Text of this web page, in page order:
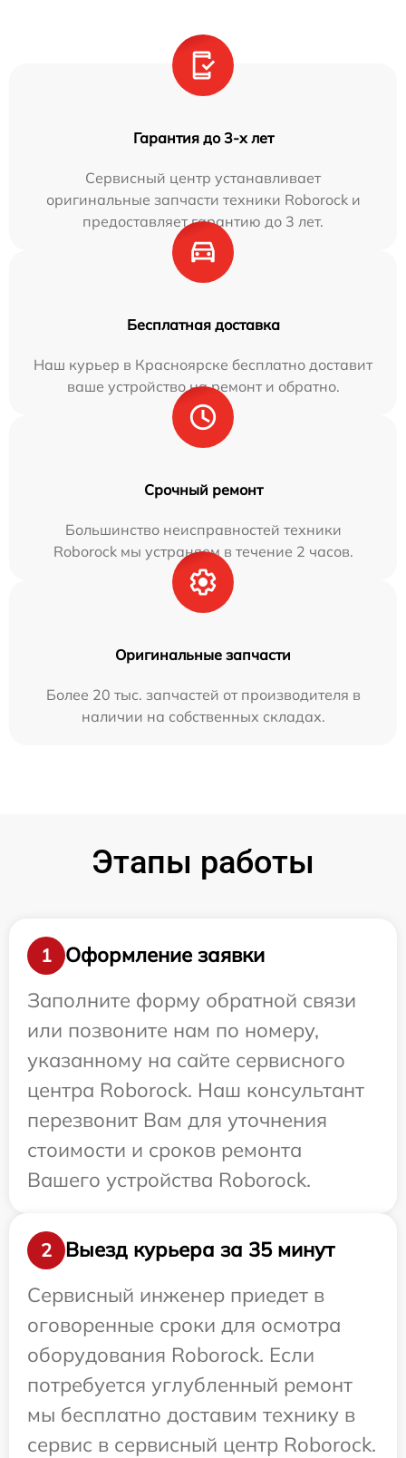
Гарантия до 3-х лет
Сервисный центр устанавливает
оригинальные запчасти техники Roborock и
предоставляет гарантию до 3 лет.
Бесплатная доставка
Наш курьер в Красноярске бесплатно доставит
ваше устройство на ремонт и обратно.
Срочный ремонт
Большинство неисправностей техники
Roborock мы устраняем в течение 2 часов.
Оригинальные запчасти
Более 20 тыс. запчастей от производителя в
наличии на собственных складах.
Этапы работы
1
Оформление заявки
Заполните форму обратной связи
или позвоните нам по номеру,
указанному на сайте сервисного
центра Roborock. Наш консультант
перезвонит Вам для уточнения
стоимости и сроков ремонта
Вашего устройства Roborock.
2
Выезд курьера за 35 минут
Сервисный инженер приедет в
оговоренные сроки для осмотра
оборудования Roborock. Если
потребуется углубленный ремонт
мы бесплатно доставим технику в
сервис в сервисный центр Roborock.